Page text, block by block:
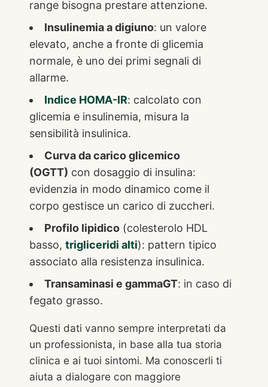
range bisogna prestare attenzione.
Insulinemia a digiuno: un valore
elevato, anche a fronte di glicemia
normale, è uno dei primi segnali di
allarme.
Indice HOMA-IR: calcolato con
glicemia e insulinemia, misura la
sensibilità insulinica.
Curva da carico glicemico
(OGTT) con dosaggio di insulina:
evidenzia in modo dinamico come il
corpo gestisce un carico di zuccheri.
Profilo lipidico(colesterolo HDL
basso, trigliceridi alti): pattern tipico
associato alla resistenza insulinica.
Transaminasi e gammaGT: in caso di
fegato grasso.
Questi dati vanno sempre interpretati da
un professionista, in base alla tua storia
clinica e ai tuoi sintomi. Ma conoscerli ti
aiuta a dialogare con maggiore